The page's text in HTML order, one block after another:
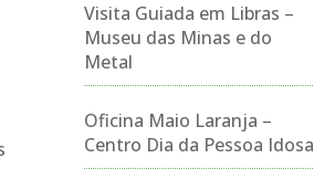
Visita Guiada em Libras –
Museu das Minas e do
Metal
Oficina Maio Laranja –
Centro Dia da Pessoa Idosa